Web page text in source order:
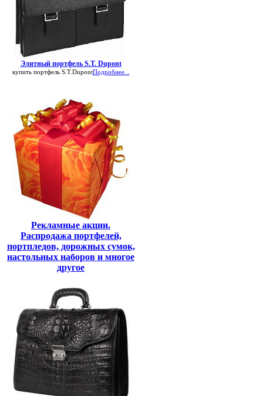
Элитный портфель S.T. Dupont
купить портфель S.T.DupontПодробнее...
Рекламные акции.
Распродажа портфелей,
портпледов, дорожных сумок,
настольных наборов и многое
другое